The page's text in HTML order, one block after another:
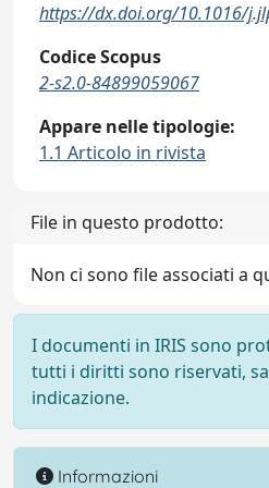
https://dx.doi.org/10.1016/
Codice Scopus
2-s2.0-84899059067
Appare nelle tipologie:
1.1 Articolo in rivista
File in questo prodotto:
Non ci sono file associati a
I documenti in IRIS sono
tutti i diritti sono riservati,
indicazione.
Informazioni